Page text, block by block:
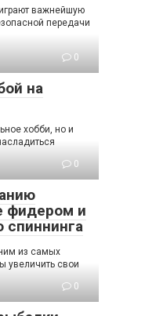
важнейшую
передачи
0
на
хобби, но и
0
фидером и
спиннинга
из самых
увеличить свои
0